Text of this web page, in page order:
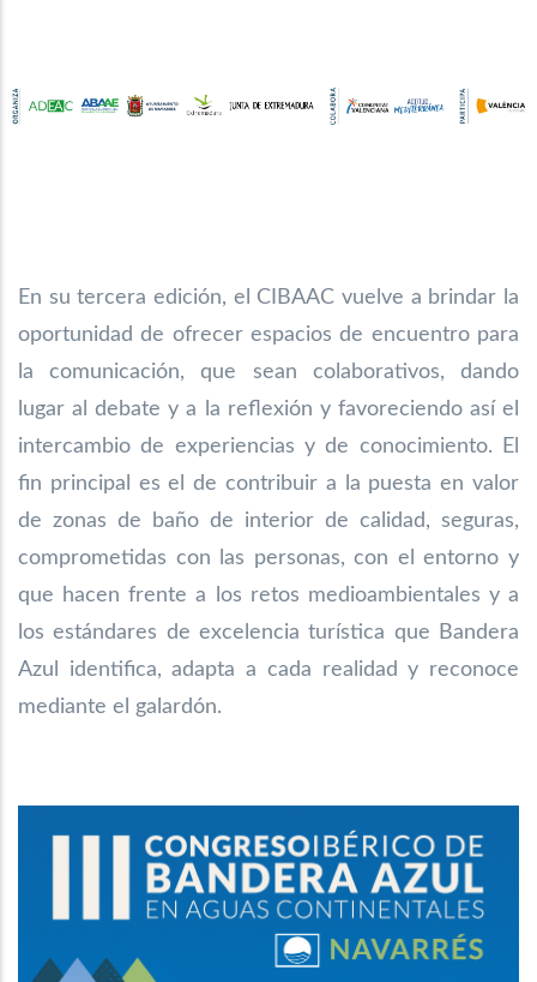
En su tercera edición, el CIBAAC vuelve a brindar la
oportunidad de ofrecer espacios de encuentro para
la comunicación, que sean colaborativos, dando
lugar al debate y a la reflexión y favoreciendo así el
intercambio de experiencias y de conocimiento. El
fin principal es el de contribuir a la puesta en valor
de zonas de baño de interior de calidad, seguras,
comprometidas con las personas, con el entorno y
que hacen frente a los retos medioambientales y a
los estándares de excelencia turística que Bandera
Azul identifica, adapta a cada realidad y reconoce
mediante el galardón.